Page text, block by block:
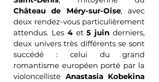
Château de Méry-sur-Oise, avec
deux rendez-vous particulièrement
attendus. Les 4 et 5 juin derniers,
deux univers très différents se sont
succédé : celui du grand
romantisme européen porté par la
violoncelliste Anastasia Kobekina